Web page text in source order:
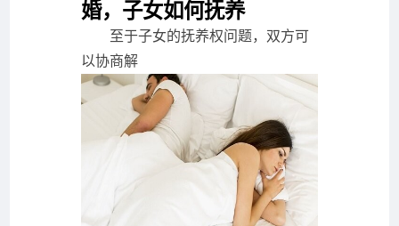
婚，子女如何抚养
至于子女的抚养权问题，双方可
以协商解